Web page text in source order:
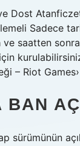
Dost
Sadece
ve saatten
– Riot
BAN
sürümünün